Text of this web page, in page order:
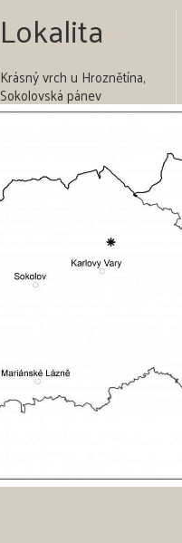
Lokalita
Krásný vrch u Hroznětína,
Sokolovská pánev